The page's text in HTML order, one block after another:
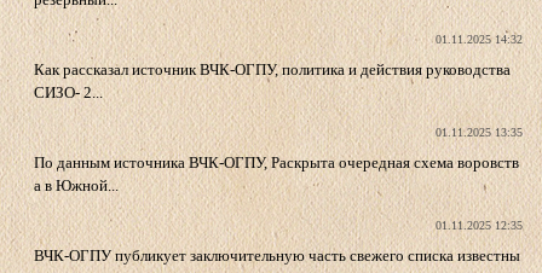
01.11.2025 14:32
Как рассказал источник ВЧК-ОГПУ, политика и действия руководства
СИЗО- 2...
01.11.2025 13:35
По данным источника ВЧК-ОГПУ, Раскрыта очередная схема воровств
а в Южной...
01.11.2025 12:35
ВЧК-ОГПУ публикует заключительную часть свежего списка известны